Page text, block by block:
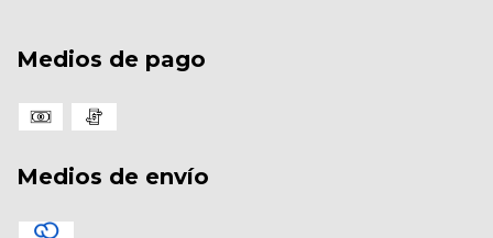
Medios de pago
Medios de envío